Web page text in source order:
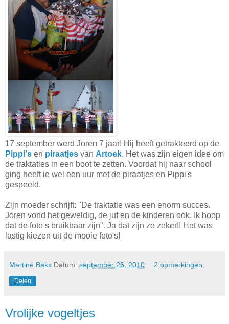
17 september werd Joren 7 jaar! Hij heeft getrakteerd op de
Pippi's en piraatjes van Artoek. Het was zijn eigen idee om
de traktaties in een boot te zetten. Voordat hij naar school
ging heeft ie wel een uur met de piraatjes en Pippi's
gespeeld.
Zijn moeder schrijft: "De traktatie was een enorm succes.
Joren vond het geweldig, de juf en de kinderen ook. Ik hoop
dat de foto s bruikbaar zijn". Ja dat zijn ze zeker!! Het was
lastig kiezen uit de mooie foto's!
Martine Bakx Datum: september 26, 2010 2 opmerkingen:
Delen
Vrolijke vogeltjes